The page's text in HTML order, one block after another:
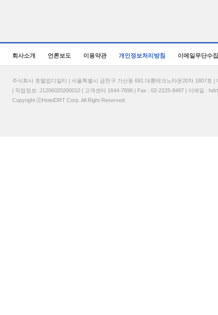
회사소개 언론보도 이용약관 개인정보처리방침 이메일무단수
주식회사 호텔업디알티 | 서울특별시 금천구 가산동 691 대륭테크노타운20차 1807
| 직업정보: J1206020200010 | 고객센터 1644-7896 | Fax : 02-2225-8487 | 이메일 :
Copyright ⓒHotelDRT Corp. All Right Reserved.